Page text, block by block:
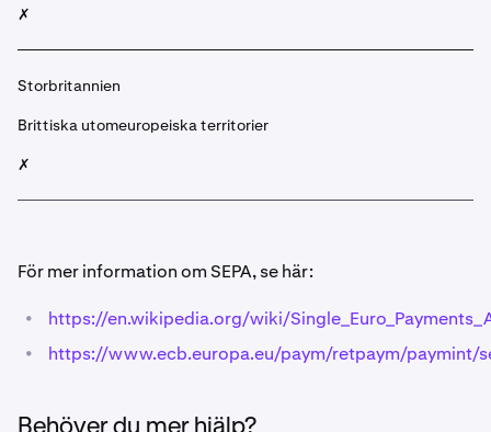
✗
Storbritannien
Brittiska utomeuropeiska territorier
✗
För mer information om SEPA, se här:
• https://en.wikipedia.org/wiki/
• https://www.ecb.europa.eu/paym/retpaym/paymint/